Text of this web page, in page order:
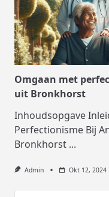
Omgaan met
uit Bronkhorst
Inhoudsopgave
Perfectionisme Bij
Bronkhorst ...
Admin Okt 12, 2024